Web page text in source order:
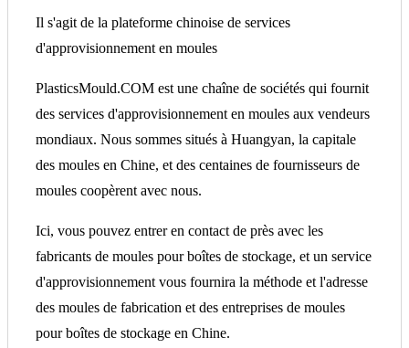
Il s'agit de la plateforme chinoise de services
d'approvisionnement en moules
PlasticsMould.COM est une chaîne de sociétés qui fournit
des services d'approvisionnement en moules aux vendeurs
mondiaux. Nous sommes situés à Huangyan, la capitale
des moules en Chine, et des centaines de fournisseurs de
moules coopèrent avec nous.
Ici, vous pouvez entrer en contact de près avec les
fabricants de moules pour boîtes de stockage, et un service
d'approvisionnement vous fournira la méthode et l'adresse
des moules de fabrication et des entreprises de moules
pour boîtes de stockage en Chine.